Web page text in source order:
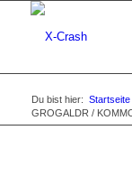
Du bist hier: Startseite
GROGALDR /